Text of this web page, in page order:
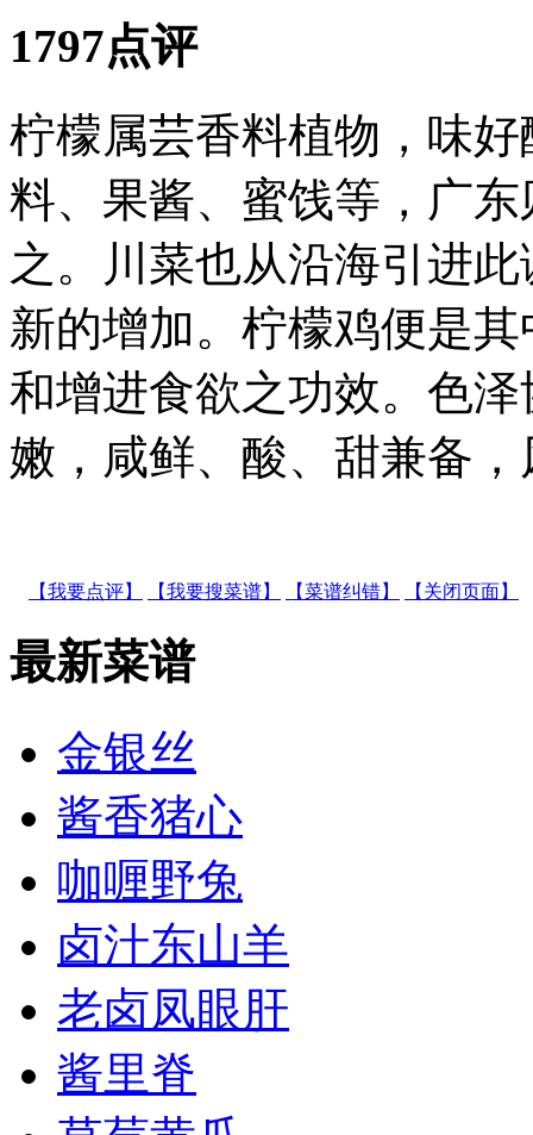
1797点评
柠檬属芸香料植物，味
料、果酱、蜜饯等，广
之。川菜也从沿海引进
新的增加。柠檬鸡便是
和增进食欲之功效。色
嫩，咸鲜、酸、甜兼备
【我要点评】 【我要搜菜谱】 【菜谱纠错】 【关闭页面】
最新菜谱
金银丝
酱香猪心
咖喱野兔
卤汁东山羊
老卤凤眼肝
酱里脊